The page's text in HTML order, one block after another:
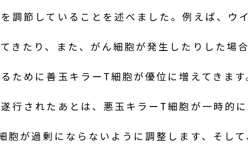
調節していることを述べました。例えば、ウ
きたり、また、がん細胞が発生したりした場
ために善玉キラーT細胞が優位に増えてきま
行されたあとは、悪玉キラーT細胞が一時的
胞が過剰にならないように調整します、そし